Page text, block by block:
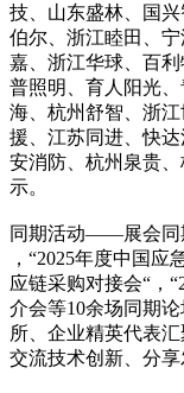
技、山东盛林、国
伯尔、浙江睦田、
嘉、浙江华球、百
普照明、育人阳光
海、杭州舒智、浙
援、江苏同进、快
安消防、杭州泉贵
示。
同期活动——展会同
，“2025年度中国应
应链采购对接会“，
介会等10余场同期
所、企业精英代表
交流技术创新、分享